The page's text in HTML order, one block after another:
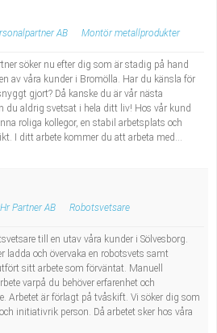
AB Montör metallprodukter
söker nu efter dig som är stadig på hand
av våra kunder i Bromölla. Har du känsla för
gjort? Då kanske du är vår nästa
du aldrig svetsat i hela ditt liv! Hos vår kund
roliga kollegor, en stabil arbetsplats och
I ditt arbete kommer du att arbeta med...
Partner AB Robotsvetsare
till en utav våra kunder i Sölvesborg.
ladda och övervaka en robotsvets samt
sitt arbete som förväntat. Manuell
varpå du behöver erfarenhet och
Arbetet är förlagt på tvåskift. Vi söker dig som
initiativrik person. Då arbetet sker hos våra